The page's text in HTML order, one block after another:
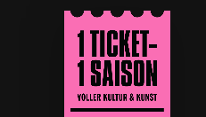
Impressum
Datenschutz